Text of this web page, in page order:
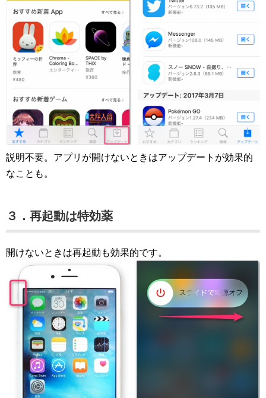
説明不要。アプリが開けないときはアップデートが効果的
なことも。
３．再起動は特効薬
開けないときは再起動も効果的です。